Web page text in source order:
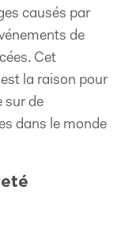
causés par
de
Cet
la raison pour
sur de
dans le monde